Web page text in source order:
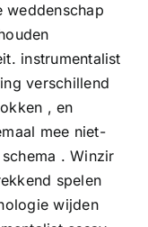
weddenschap
instrumentalist
verschillend
, en
mee niet-
. Winzir
spelen
wijden